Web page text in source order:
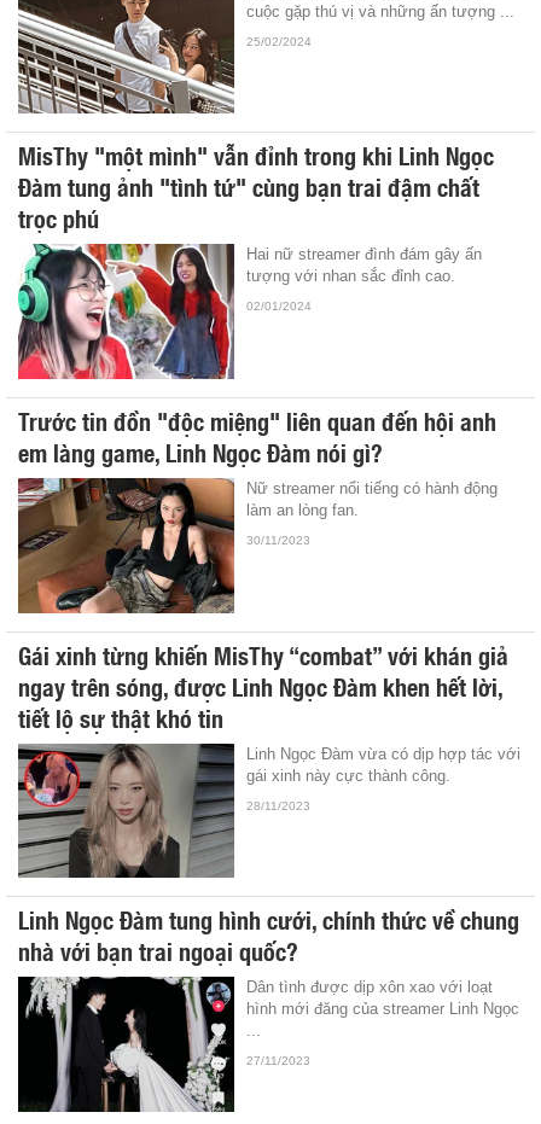
cuộc gặp thú vị và những ấn tượng ...
25/02/2024
MisThy "một mình" vẫn đỉnh trong khi Linh Ngọc
Đàm tung ảnh "tình tứ" cùng bạn trai đậm chất
trọc phú
Hai nữ streamer đình đám gây ấn
tượng với nhan sắc đỉnh cao.
02/01/2024
Trước tin đồn "độc miệng" liên quan đến hội anh
em làng game, Linh Ngọc Đàm nói gì?
Nữ streamer nổi tiếng có hành động
làm an lòng fan.
30/11/2023
Gái xinh từng khiến MisThy “combat” với khán giả
ngay trên sóng, được Linh Ngọc Đàm khen hết lời,
tiết lộ sự thật khó tin
Linh Ngọc Đàm vừa có dịp hợp tác với
gái xinh này cực thành công.
28/11/2023
Linh Ngọc Đàm tung hình cưới, chính thức về chung
nhà với bạn trai ngoại quốc?
Dân tình được dịp xôn xao với loạt
hình mới đăng của streamer Linh Ngọc
...
27/11/2023